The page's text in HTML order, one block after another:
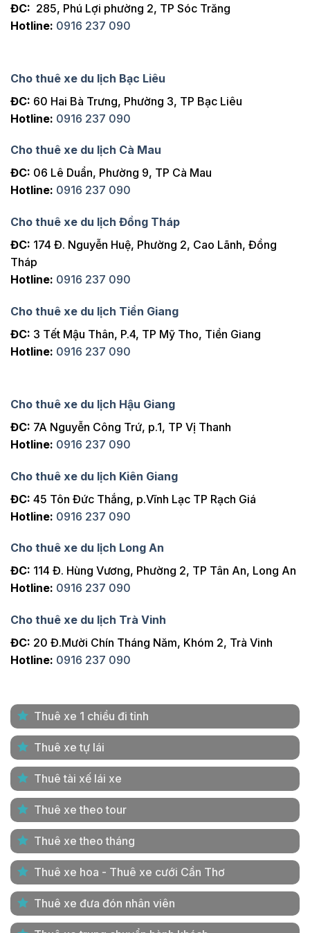
ĐC: 285, Phú Lợi phường 2, TP Sóc Trăng
Hotline: 0916 237 090
Cho thuê xe du lịch Bạc Liêu
ĐC: 60 Hai Bà Trưng, Phường 3, TP Bạc Liêu
Hotline: 0916 237 090
Cho thuê xe du lịch Cà Mau
ĐC: 06 Lê Duẩn, Phường 9, TP Cà Mau
Hotline: 0916 237 090
Cho thuê xe du lịch Đồng Tháp
ĐC: 174 Đ. Nguyễn Huệ, Phường 2, Cao Lãnh, Đồng
Tháp
Hotline: 0916 237 090
Cho thuê xe du lịch Tiền Giang
ĐC: 3 Tết Mậu Thân, P.4, TP Mỹ Tho, Tiền Giang
Hotline: 0916 237 090
Cho thuê xe du lịch Hậu Giang
ĐC: 7A Nguyễn Công Trứ, p.1, TP Vị Thanh
Hotline: 0916 237 090
Cho thuê xe du lịch Kiên Giang
ĐC: 45 Tôn Đức Thắng, p.Vĩnh Lạc TP Rạch Giá
Hotline: 0916 237 090
Cho thuê xe du lịch Long An
ĐC: 114 Đ. Hùng Vương, Phường 2, TP Tân An, Long An
Hotline: 0916 237 090
Cho thuê xe du lịch Trà Vinh
ĐC: 20 Đ.Mười Chín Tháng Năm, Khóm 2, Trà Vinh
Hotline: 0916 237 090
Thuê xe 1 chiều đi tỉnh
Thuê xe tự lái
Thuê tài xế lái xe
Thuê xe theo tour
Thuê xe theo tháng
Thuê xe hoa - Thuê xe cưới Cần Thơ
Thuê xe đưa đón nhân viên